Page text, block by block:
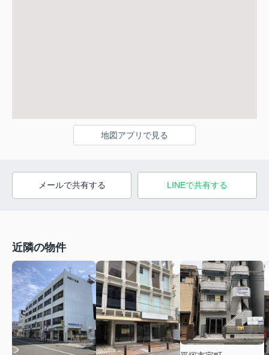
地図アプリで見る
メールで共有する LINEで共有する
近隣の物件